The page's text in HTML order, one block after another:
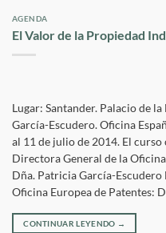
AGENDA
El Valor de la Propiedad
Lugar: Santander. Palacio de
García-Escudero. Oficina
al 11 de julio de 2014. El
Directora General de la
Dña. Patricia García-
Oficina Europea de Patentes:
CONTINUAR LEYENDO →